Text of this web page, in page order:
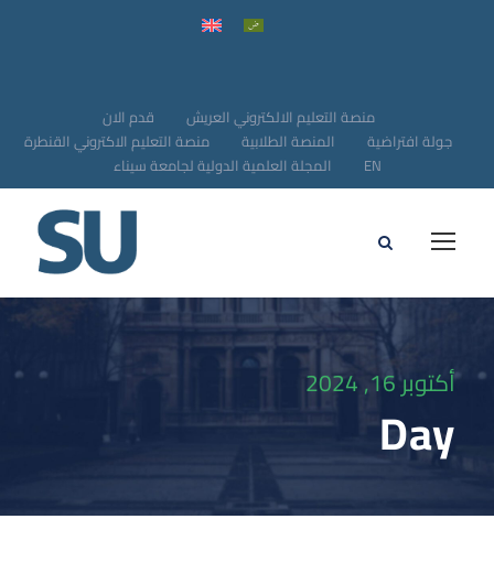
قدم الان
منصة التعليم الالكتروني العريش
منصة التعليم الاكتروني القنطرة
المنصة الطلابية
جولة افتراضية
المجلة العلمية الدولية لجامعة سيناء
EN
أكتوبر 16, 2024
Day